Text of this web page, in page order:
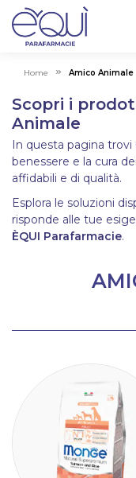
Home Amico Animale
Scopri i
Animale
In questa pagina trovi
benessere e la cura
affidabili e di qualità.
Esplora le soluzioni
risponde alle tue
ÈQUI Parafarmacie.